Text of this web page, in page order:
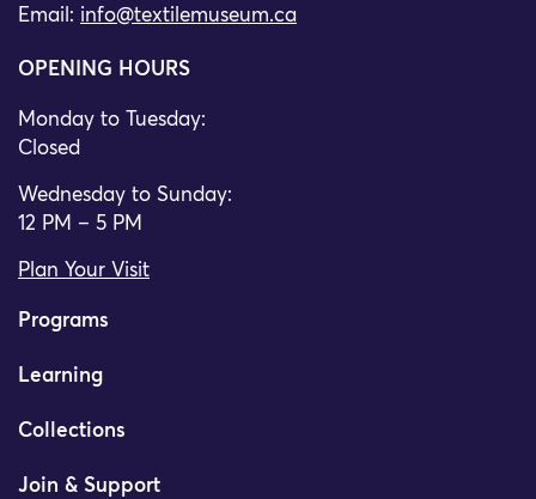
Email: info@textilemuseum.ca
OPENING HOURS
Monday to Tuesday:
Closed
Wednesday to Sunday:
12 PM – 5 PM
Plan Your Visit
Programs
Learning
Collections
Join & Support